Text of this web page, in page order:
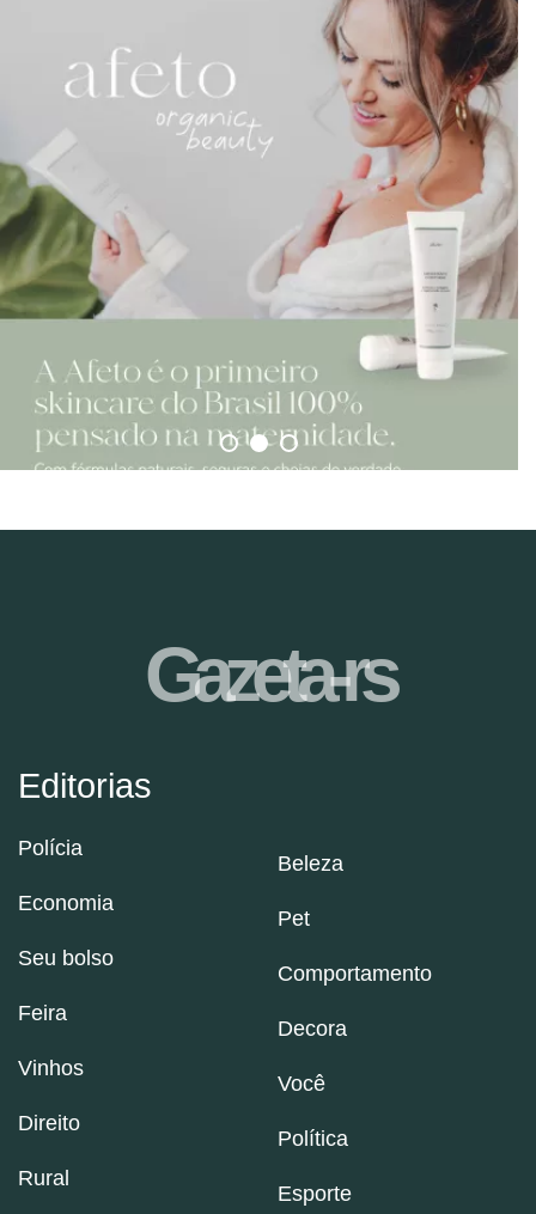
Editorias
Polícia
Economia
Seu bolso
Feira
Vinhos
Direito
Rural
Beleza
Pet
Comportamento
Decora
Você
Política
Esporte
Gazeta-rs